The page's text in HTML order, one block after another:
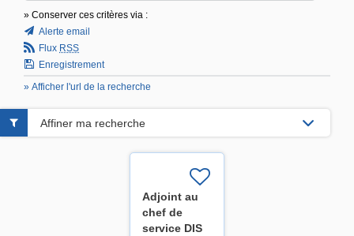
» Conserver ces critères via :
Alerte email
Flux RSS
Enregistrement
» Afficher l'url de la recherche
Adjoint au
chef de
service DIS
Affiner ma recherche